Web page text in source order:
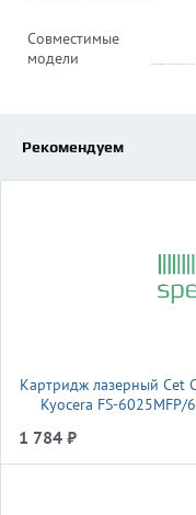
Совместимые
модели
Рекомендуем
Картридж лазерный Cet
Kyocera FS-6025MFP/
1 784 ₽